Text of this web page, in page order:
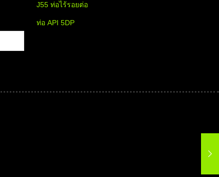
J55 ท่อไร้รอยต่อ
ท่อ API 5DP